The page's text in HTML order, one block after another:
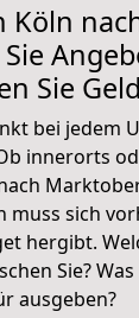
Köln
Sie Geld
bei jedem
innerorts
muss sich
hergibt.
Sie?
ausgeben?